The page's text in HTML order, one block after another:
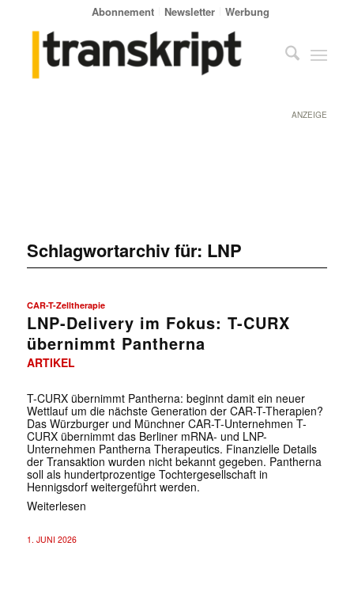
Abonnement Newsletter Werbung
ANZEIGE
Schlagwortarchiv für: LNP
CAR-T-Zelltherapie
LNP-Delivery im Fokus: T-CURX
übernimmt Pantherna
ARTIKEL
T-CURX übernimmt Pantherna: beginnt damit ein neuer
Wettlauf um die nächste Generation der CAR-T-Therapien?
Das Würzburger und Münchner CAR-T-Unternehmen T-
CURX übernimmt das Berliner mRNA- und LNP-
Unternehmen Pantherna Therapeutics. Finanzielle Details
der Transaktion wurden nicht bekannt gegeben. Pantherna
soll als hundertprozentige Tochtergesellschaft in
Hennigsdorf weitergeführt werden.
Weiterlesen
1. JUNI 2026